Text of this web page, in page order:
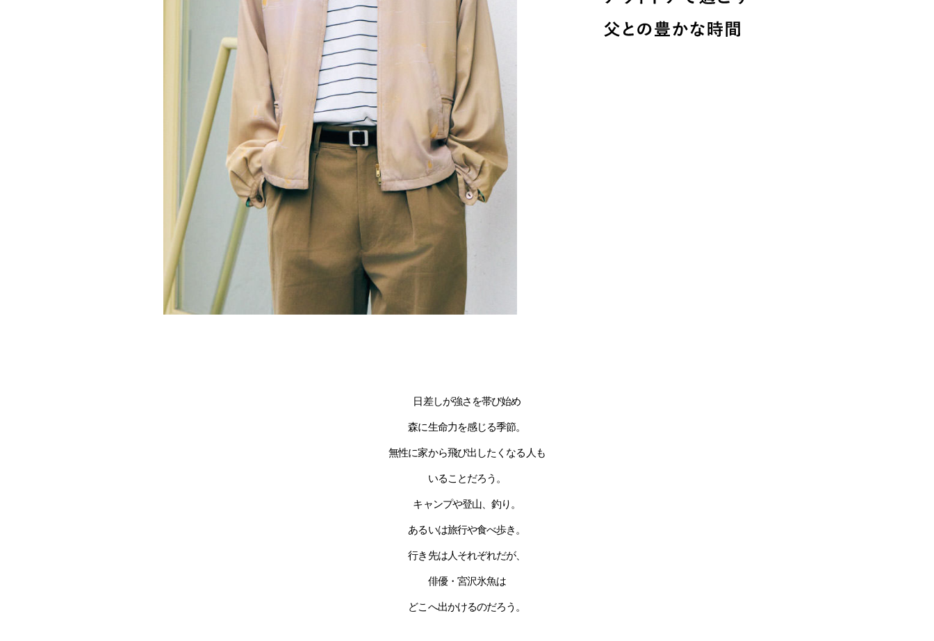
日差しが強さを帯び始め
森に生命力を感じる季節。
無性に家から飛び出したくなる人も
いることだろう。
キャンプや登山、釣り。
あるいは旅行や食べ歩き。
行き先は人それぞれだが、
俳優・宮沢氷魚は
どこへ出かけるのだろう。